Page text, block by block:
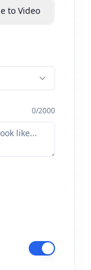
to Video
0/2000